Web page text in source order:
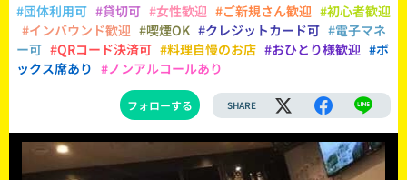
#団体利用可 #貸切可 #女性歓迎 #ご新規さん歓迎 #初心者歓迎
#インバウンド歓迎 #喫煙OK #クレジットカード可 #電子マネ
ー可 #QRコード決済可 #料理自慢のお店 #おひとり様歓迎 #ボ
ックス席あり #ノンアルコールあり
フォローする SHARE